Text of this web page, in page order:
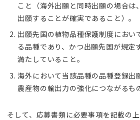
こと（海外出願と同時出願の場合は
出願することが確実であること）。
出願先国の植物品種保護制度におい
る品種であり、かつ出願先国が規定
満たしていること。
海外において当該品種の品種登録出
農産物の輸出力の強化につながるも
そして、応募書類に必要事項を記載の